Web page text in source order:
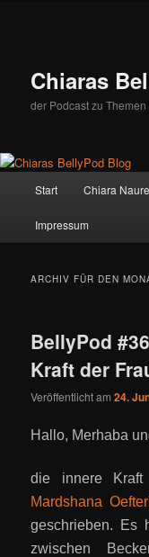
Chiaras
der Podcast zu
Start Chiara
Impressum
ARCHIV FÜR DEN
BellyPod
Kraft der
Veröffentlicht am24.
Hallo, Merhaba
die innere
Mardshana
geschrieben. Es
zwischen